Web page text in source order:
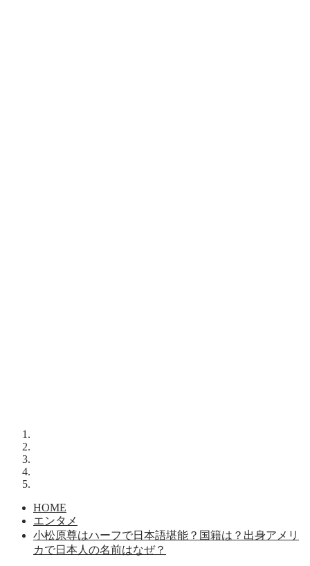
HOME
エンタメ
小松原尊はハーフで日本語堪能？国籍は？出身アメリ
カで日本人の名前はなぜ？